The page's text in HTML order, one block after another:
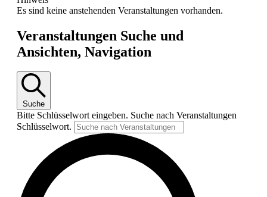
Es sind keine anstehenden Veranstaltungen vorhanden.
Veranstaltungen Suche und
Ansichten, Navigation
Suche
Bitte Schlüsselwort eingeben. Suche nach Veranstaltungen
Schlüsselwort.